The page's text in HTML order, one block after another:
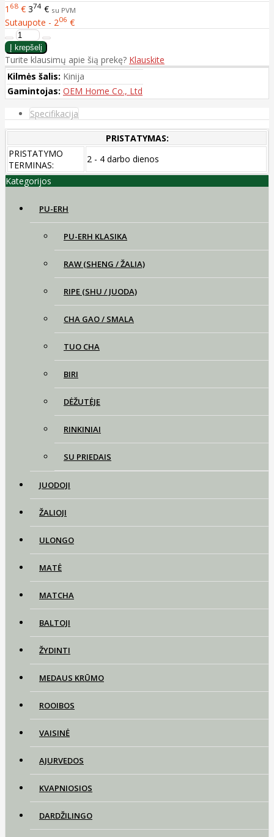
1 68 € 374 € su PVM
Sutaupote - 206 €
Turite klausimų apie šią prekę? Klauskite
Kilmės šalis: Kinija
Gamintojas: OEM Home Co., Ltd
Specifikacija
PRISTATYMAS:
PRISTATYMO
TERMINAS:
2 - 4 darbo dienos
Kategorijos
PU-ERH
PU-ERH KLASIKA
RAW (SHENG / ŽALIA)
RIPE (SHU / JUODA)
CHA GAO / SMALA
TUO CHA
BIRI
DĖŽUTĖJE
RINKINIAI
SU PRIEDAIS
JUODOJI
ŽALIOJI
ULONGO
MATĖ
MATCHA
BALTOJI
ŽYDINTI
MEDAUS KRŪMO
ROOIBOS
VAISINĖ
AJURVEDOS
KVAPNIOSIOS
DARDŽILINGO